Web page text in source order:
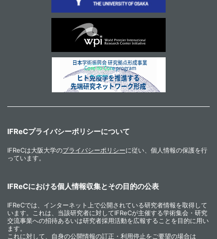
IFReCプライバシーポリシーについて
IFReCは大阪大学のプライバシーポリシーに従い、個人情報の保護を行
っています。
IFReCにおける個人情報収集とその目的の公表
IFReCでは、インターネット上で公開されている研究者情報を取得して
います。これは、当該研究者に対してIFReCが主催する学術集会・研究
交流事業への招待あるいは研究者採用活動を広報することを目的に用い
ます。
これに対して、自身の公開情報の訂正・利用停止をご要望の場合は